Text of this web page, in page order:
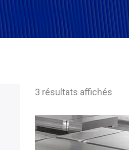
3 résultats affichés